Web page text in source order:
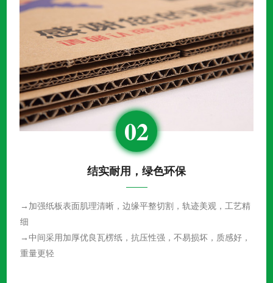
02
结实耐用，绿色环保
→加强纸板表面肌理清晰，边缘平整切割，轨迹美观，工艺精
细
→中间采用加厚优良瓦楞纸，抗压性强，不易损坏，质感好，
重量更轻